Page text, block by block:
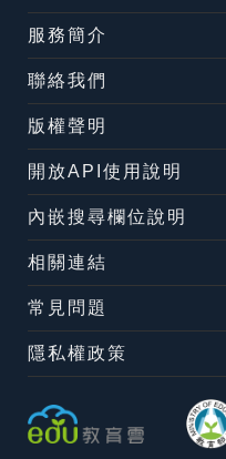
服務簡介
聯絡我們
版權聲明
開放API使用說明
內嵌搜尋欄位說明
相關連結
常見問題
隱私權政策